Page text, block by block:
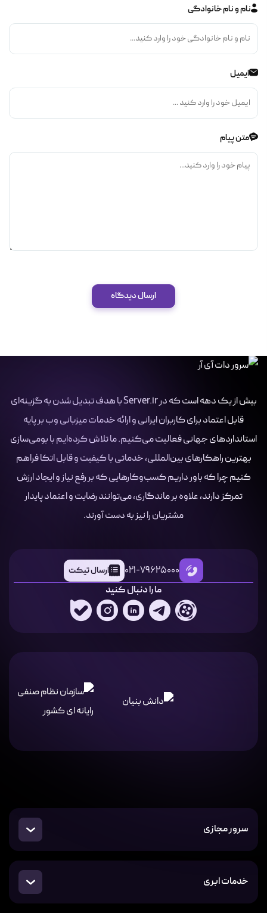
نام و نام خانوادگی
ایمیل
متن پیام
ارسال دیدگاه
بیش از یک دهه است که در Server.ir با هدف تبدیل شدن به گزینه‌ای
قابل اعتماد برای کاربران ایرانی و ارائه خدمات میزبانی وب بر پایه
استانداردهای جهانی فعالیت می‌کنیم. ما تلاش کرده‌ایم با بومی‌سازی
بهترین راهکارهای بین‌المللی، خدماتی با کیفیت و قابل اتکا فراهم
کنیم چرا که باور داریم کسب‌وکارهایی که بر رفع نیاز و ایجاد ارزش
تمرکز دارند، علاوه بر ماندگاری، می‌توانند رضایت و اعتماد پایدار
مشتریان را نیز به دست آورند.
021-79625000 ارسال تیکت
ما را دنبال کنید
سرور مجازی
خدمات ابری